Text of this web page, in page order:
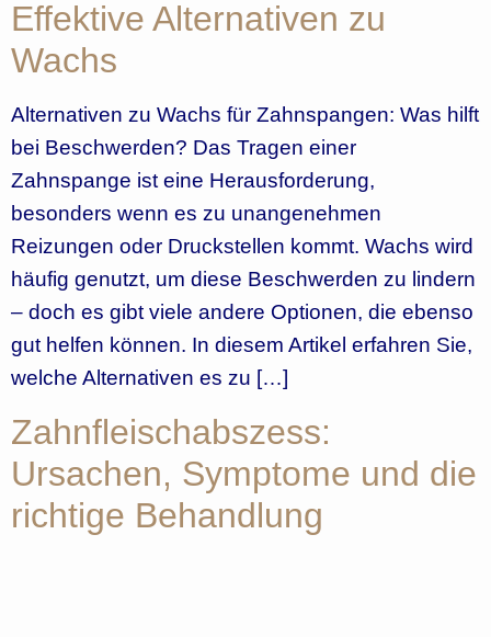
Effektive Alternativen zu
Wachs
Alternativen zu Wachs für Zahnspangen: Was hilft
bei Beschwerden? Das Tragen einer
Zahnspange ist eine Herausforderung,
besonders wenn es zu unangenehmen
Reizungen oder Druckstellen kommt. Wachs wird
häufig genutzt, um diese Beschwerden zu lindern
– doch es gibt viele andere Optionen, die ebenso
gut helfen können. In diesem Artikel erfahren Sie,
welche Alternativen es zu […]
Zahnfleischabszess:
Ursachen, Symptome und die
richtige Behandlung